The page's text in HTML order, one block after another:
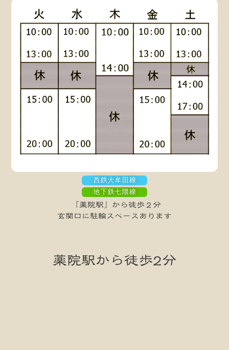
西鉄大牟田線
地下鉄七隈線
「薬院駅」から徒歩２分
玄関口に駐輪スペースあります
薬院駅から徒歩2分